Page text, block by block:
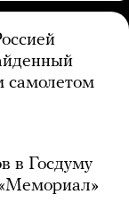
самолетом
в Госдуму